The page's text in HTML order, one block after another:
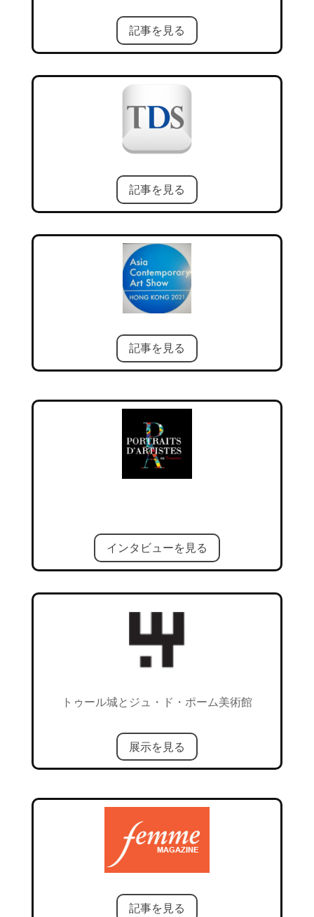
記事を見る
記事を見る
記事を見る
インタビューを見る
トゥール城とジュ・ド・ポーム美術館
展示を見る
記事を見る